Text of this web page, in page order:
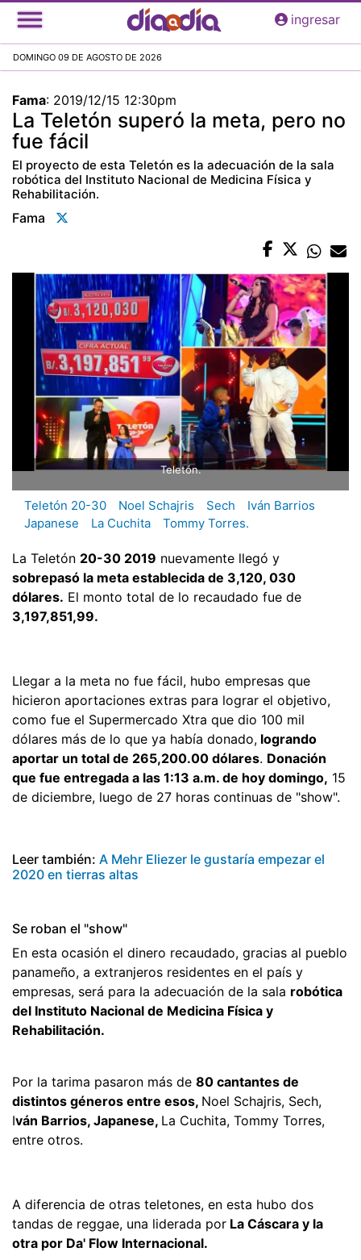
Pasar
al
principal
ingresar
DOMINGO 09 DE AGOSTO DE 2026
Fama: 2019/12/15 12:30pm
La Teletón superó la meta, pero no
fue fácil
El proyecto de esta Teletón es la adecuación de la sala
robótica del Instituto Nacional de Medicina Física y
Rehabilitación.
Fama
Teletón.
Teletón 20-30 Noel Schajris Sech
Iván Barrios
Japanese
La Cuchita Tommy Torres.
La Teletón 20-30 2019 nuevamente llegó y
sobrepasó la meta establecida de 3,120, 030
dólares. El monto total de lo recaudado fue de
3,197,851,99.
Llegar a la meta no fue fácil, hubo empresas que
hicieron aportaciones extras para lograr el objetivo,
como fue el Supermercado Xtra que dio 100 mil
dólares más de lo que ya había donado, logrando
aportar un total de 265,200.00 dólares. Donación
que fue entregada a las 1:13 a.m. de hoy domingo, 15
de diciembre, luego de 27 horas continuas de "show".
Leer también: A Mehr Eliezer le gustaría empezar el
2020 en tierras altas
Se roban el "show"
En esta ocasión el dinero recaudado, gracias al pueblo
panameño, a extranjeros residentes en el país y
empresas, será para la adecuación de la sala robótica
del Instituto Nacional de Medicina Física y
Rehabilitación.
Por la tarima pasaron más de 80 cantantes de
distintos géneros entre esos, Noel Schajris, Sech,
Iván Barrios, Japanese, La Cuchita, Tommy Torres,
entre otros.
A diferencia de otras teletones, en esta hubo dos
tandas de reggae, una liderada por La Cáscara y la
otra por Da' Flow Internacional.